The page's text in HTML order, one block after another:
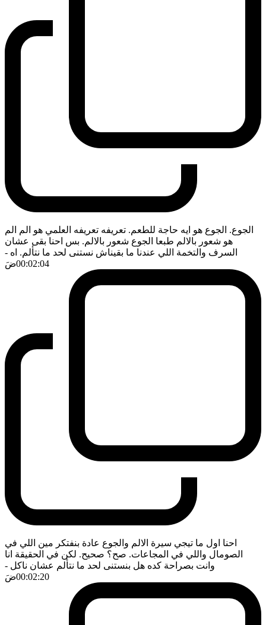
الجوع. الجوع هو ايه حاجة للطعم. تعريفه تعريفه العلمي هو الم الم
هو شعور بالالم طبعا الجوع شعور بالالم. بس احنا بقى عشان
السرف والتخمة اللي عندنا ما بقيناش نستنى لحد ما نتألم. اه -
00:02:04ضَ
احنا اول ما تيجي سيرة الالم والجوع عادة بنفتكر مين اللي في
الصومال واللي في المجاعات. صح؟ صحيح. لكن في الحقيقة انا
وانت بصراحة كده هل بنستنى لحد ما نتألم عشان ناكل -
00:02:20ضَ